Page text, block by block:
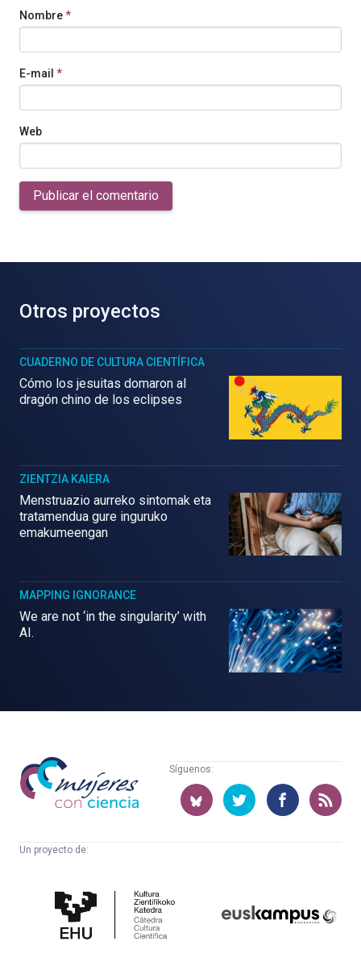
Nombre*
E-mail *
Web
Publicar el comentario
Otros proyectos
CUADERNO DE CULTURA CIENTÍFICA
Cómo los jesuitas domaron al
dragón chino de los eclipses
ZIENTZIA KAIERA
Menstruazio aurreko sintomak eta
tratamendua gure inguruko
emakumeengan
MAPPING IGNORANCE
We are not ‘in the singularity’ with
AI.
Mujeres
con
ciencia
Síguenos:
Un proyecto de:
Cultura
Científica